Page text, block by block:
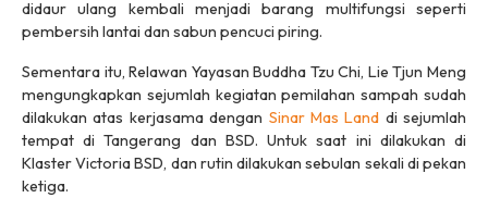
didaur ulang kembali menjadi barang multifungsi seperti
pembersih lantai dan sabun pencuci piring.
Sementara itu, Relawan Yayasan Buddha Tzu Chi, Lie Tjun Meng
mengungkapkan sejumlah kegiatan pemilahan sampah sudah
dilakukan atas kerjasama dengan Sinar Mas Land di sejumlah
tempat di Tangerang dan BSD. Untuk saat ini dilakukan di
Klaster Victoria BSD, dan rutin dilakukan sebulan sekali di pekan
ketiga.